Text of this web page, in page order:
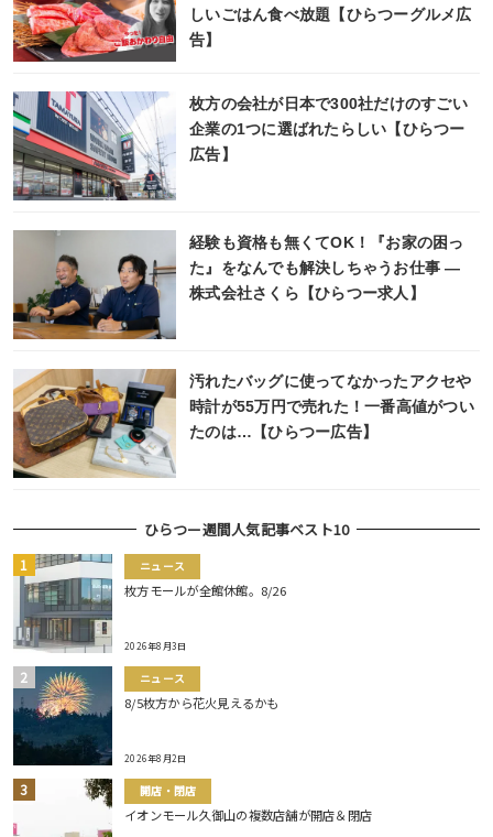
しいごはん食べ放題【ひらつーグルメ広
告】
枚方の会社が日本で300社だけのすごい
企業の1つに選ばれたらしい【ひらつー
広告】
経験も資格も無くてOK！『お家の困っ
た』をなんでも解決しちゃうお仕事 ―
株式会社さくら【ひらつー求人】
汚れたバッグに使ってなかったアクセや
時計が55万円で売れた！一番高値がつい
たのは…【ひらつー広告】
ひらつー週間人気記事ベスト10
ニュース
枚方モールが全館休館。8/26
2026年8月3日
ニュース
8/5枚方から花火見えるかも
2026年8月2日
開店・閉店
イオンモール久御山の複数店舗が開店＆閉店